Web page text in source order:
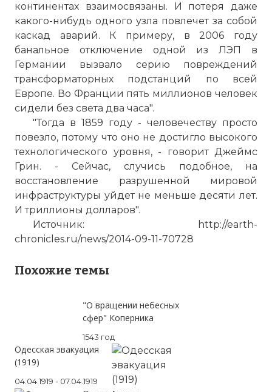
континентах взаимосвязаны. И потеря даже
какого-нибудь одного узла повлечет за собой
каскад аварий. К примеру, в 2006 году
банальное отключение одной из ЛЭП в
Германии вызвало серию повреждений
трансформаторных подстанций по всей
Европе. Во Франции пять миллионов человек
сидели без света два часа".
"Тогда в 1859 году - человечеству просто
повезло, потому что оно не достигло высокого
технологического уровня, - говорит Джеймс
Грин. - Сейчас, случись подобное, на
восстановление разрушенной мировой
инфраструктуры уйдет не меньше десяти лет.
И триллионы долларов".
Источник: http://earth-
chronicles.ru/news/2014-09-11-70728
Похожие темы
"О вращении небесных
сфер" Коперника
1543 год
Одесская эвакуация
(1919)
04.04.1919 - 07.04.1919
сильным рентгеновским излучением,
которое может достигнуть нашей
планеты.
Фото статьи: